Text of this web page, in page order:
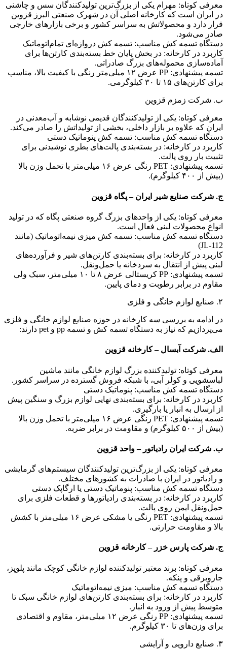
معرفی کوتاه: مهرام یکی از بزرگ‌ترین تولیدکنندگان سس و چاشنی
در ایران است که کارخانه اصلی آن در شهرک صنعتی البرز قزوین
قرار دارد و محصولاتش به سراسر کشور و برخی بازارهای خارجی
صادر می‌شود.
دستگاه تسمه کش مناسب: تسمه کش دروازه‌ای تمام‌اتوماتیک
کاربرد در کارخانه: در بخش پایان خط بسته‌بندی کارتن‌ها برای
آماده‌سازی محموله‌های بزرگ صادراتی.
تسمه پیشنهادی: PP عرض ۱۲ میلی‌متر رنگی با کیفیت بالا، مناسب
برای کارتن‌های ۱۵ تا ۳۰ کیلوگرمی.
ب. شرکت زمزم قزوین
معرفی کوتاه: یکی از تولیدکنندگان قدیمی نوشابه و آب‌معدنی در
ایران که علاوه بر بازار داخلی، بخشی از تولیداتش را صادر می‌کند.
دستگاه تسمه کش مناسب: تسمه کش پنوماتیک دستی
کاربرد در کارخانه: در بسته‌بندی پالت‌های بطری نوشیدنی برای
تثبیت بار روی پالت.
تسمه پیشنهادی: PET رنگی عرض ۱۶ میلی‌متر با تحمل وزن بالا
(بیش از ۴۰۰ کیلوگرم).
ج. شرکت صنایع شیر ایران – پگاه قزوین
معرفی کوتاه: یکی از واحدهای بزرگ گروه صنعتی پگاه که در تولید
انواع محصولات لبنی فعال است.
دستگاه تسمه کش مناسب: تسمه کش میزی نیمه‌اتوماتیک (مانند
JL-112)
کاربرد در کارخانه: برای بسته‌بندی کارتن‌های شیر و فرآورده‌های
لبنی پیش از انتقال به سردخانه یا حمل‌ونقل.
تسمه پیشنهادی: PP کریستالی عرض ۸ تا ۱۰ میلی‌متر، سبک ولی
مقاوم در برابر رطوبت و دمای پایین.
۲. صنایع لوازم خانگی و فلزی
در ادامه به بررسی سه کارخانه در حوزه صنایع لوازم خانگی و فلزی
می‌پردازیم که نیاز به دستگاه تسمه کش و تسمه pp و pet دارند:
الف. شرکت آبسال – کارخانه قزوین
معرفی کوتاه: تولیدکننده بزرگ لوازم خانگی مانند ماشین
لباسشویی و کولر آبی، با شبکه فروش گسترده در سراسر کشور.
دستگاه تسمه کش مناسب: پنوماتیک دستی
کاربرد در کارخانه: برای بسته‌بندی نهایی لوازم بزرگ و سنگین پیش
از ارسال به انبار یا بارگیری.
تسمه پیشنهادی: PET رنگی عرض ۱۶ میلی‌متر با تحمل وزن بالا
(بیش از ۵۰۰ کیلوگرم) و مقاومت در برابر ضربه.
ب. شرکت ایران رادیاتور – واحد قزوین
معرفی کوتاه: یکی از بزرگ‌ترین تولیدکنندگان سیستم‌های گرمایشی
و رادیاتور در ایران با صادرات به کشورهای مختلف.
دستگاه تسمه کش مناسب: پنوماتیک دستی یا ارگاپک دستی
کاربرد در کارخانه: در بسته‌بندی رادیاتورها و قطعات فلزی برای
حمل‌ونقل ایمن روی پالت.
تسمه پیشنهادی: PET رنگی یا مشکی عرض ۱۶ میلی‌متر با کشش
بالا و مقاومت حرارتی.
ج. شرکت پارس خزر – کارخانه قزوین
معرفی کوتاه: برند معتبر تولیدکننده لوازم خانگی کوچک مانند پلوپز،
جاروبرقی و پنکه.
دستگاه تسمه کش مناسب: میزی نیمه‌اتوماتیک
کاربرد در کارخانه: برای بسته‌بندی کارتن‌های لوازم خانگی سبک تا
متوسط پیش از ورود به انبار.
تسمه پیشنهادی: PP رنگی عرض ۱۲ میلی‌متر، مقاوم و اقتصادی
برای وزن‌های تا ۳۰ کیلوگرم.
۳. صنایع دارویی و آرایشی